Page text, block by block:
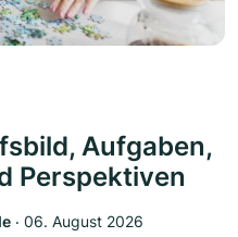
Aufgaben,
Perspektiven
‧ 06. August 2026